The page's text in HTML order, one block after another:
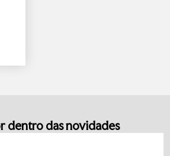
dentro das novidades